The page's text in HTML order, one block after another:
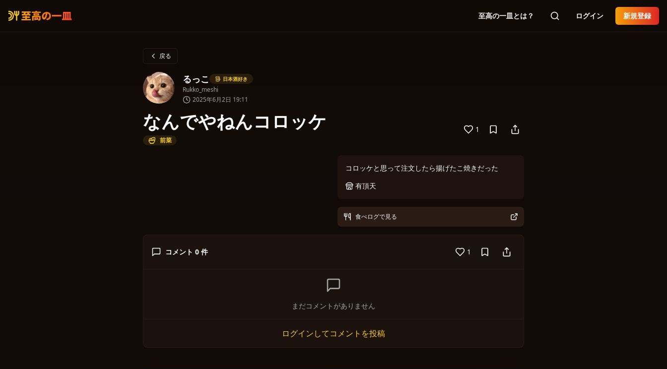
至高の一皿とは？ ログイン 新規登録
戻る
るっこ 日本酒好き
Rukko_meshi
2025年6月2日 19:11
なんでやねんコロッケ
前菜
1
コロッケと思って注文したら揚げたこ焼きだった
有頂天
食べログで見る
コメント 0 件 1
まだコメントがありません
ログインしてコメントを投稿